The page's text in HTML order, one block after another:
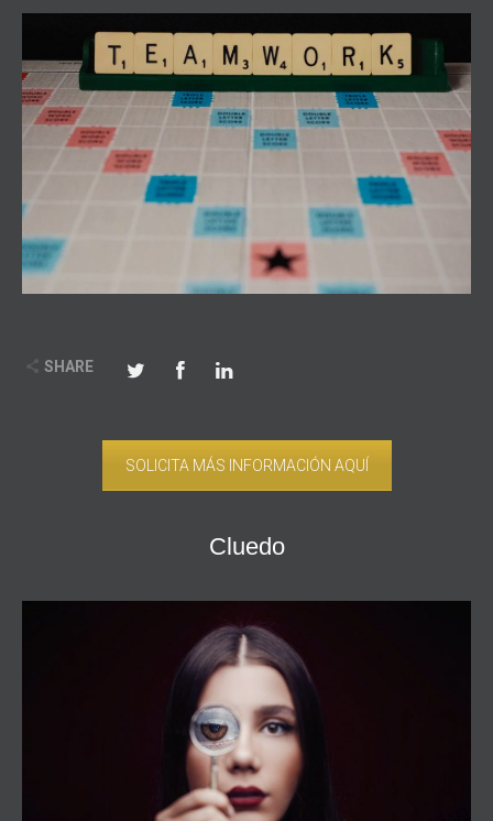
SHARE
SOLICITA MÁS INFORMACIÓN AQUÍ
Cluedo